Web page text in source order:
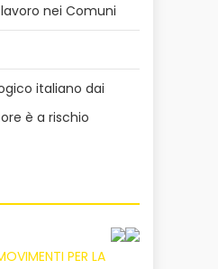
nei Comuni
italiano dai
è a rischio